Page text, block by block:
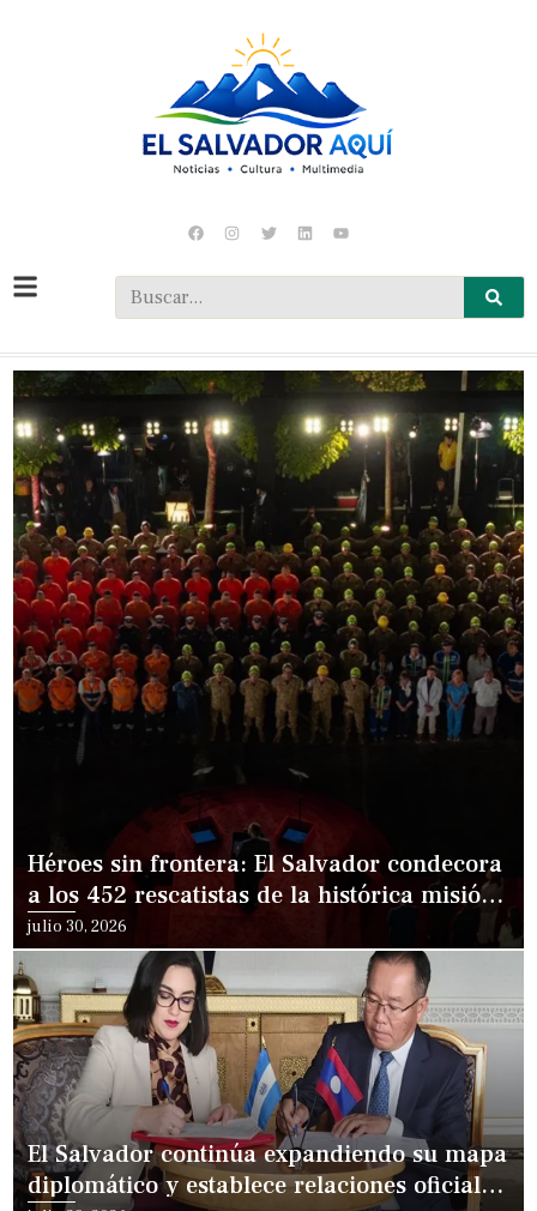
Héroes sin frontera: El Salvador condecora
a los 452 rescatistas de la histórica misión
en Venezuela
julio 30, 2026
El Salvador continúa expandiendo su mapa
diplomático y establece relaciones oficiales